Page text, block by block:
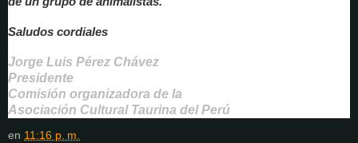
Saludos cordiales
Jorge Luis Pérez Chávez
Presidente
Comisión organizadora de la
Asociación Cultural Taurina del Perú
en 11:16 p. m.